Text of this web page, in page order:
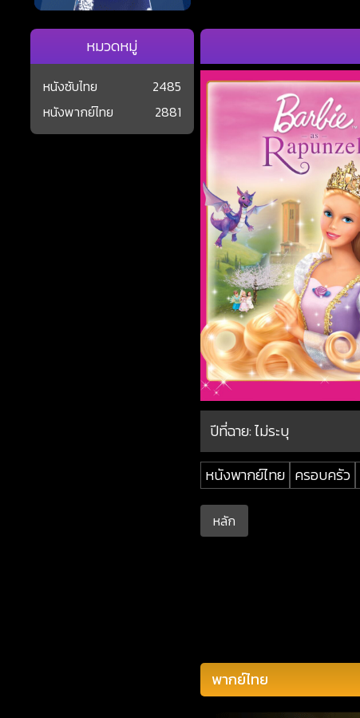
ปีที่ฉาย:ไม่ระบุ
หนังพากย์ไทย ครอบครัว
หลัก
หมวดหมู่
หนังซับไทย
2485
หนังพากย์ไทย
2881